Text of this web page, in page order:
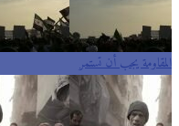
المقاومة يجب أن تستمر